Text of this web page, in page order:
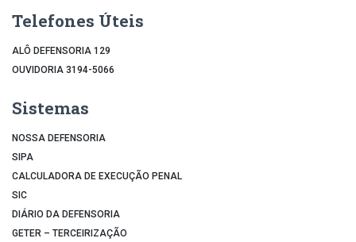
Telefones Úteis
ALÔ DEFENSORIA 129
OUVIDORIA 3194-5066
Sistemas
NOSSA DEFENSORIA
SIPA
CALCULADORA DE EXECUÇÃO PENAL
SIC
DIÁRIO DA DEFENSORIA
GETER – TERCEIRIZAÇÃO